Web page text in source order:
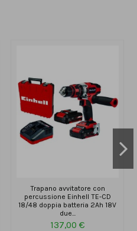
Trapano avvitatore con
percussione Einhell TE-CD
18/48 doppia batteria 2Ah 18V
due...
137,00 €